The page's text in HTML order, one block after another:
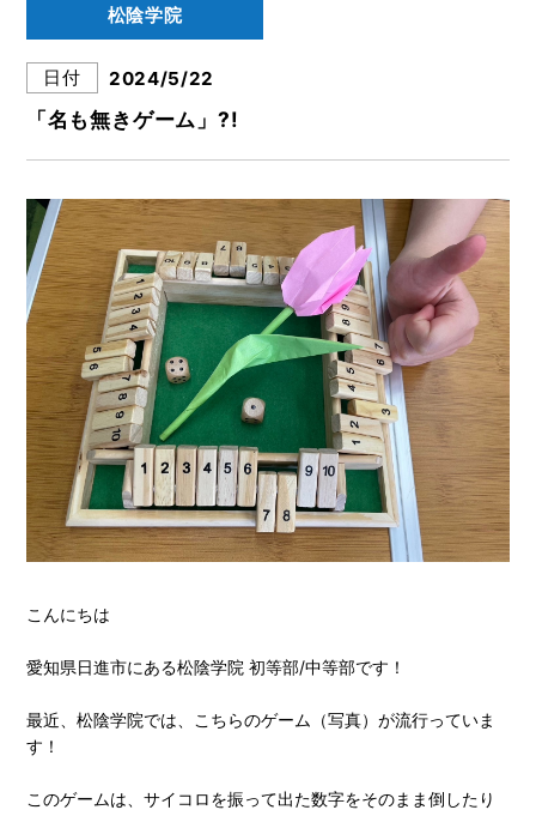
松陰学院
日付 2024/5/22
「名も無きゲーム」?!
こんにちは
愛知県日進市にある松陰学院 初等部/中等部です！
最近、松陰学院では、こちらのゲーム（写真）が流行っていま
す！
このゲームは、サイコロを振って出た数字をそのまま倒したり